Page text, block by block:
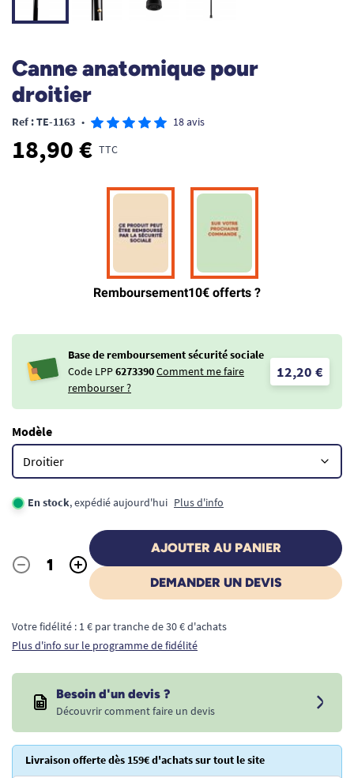
Canne anatomique pour
droitier
Ref : TE-1163 • 18 avis
18,90 € TTC
Base de remboursement sécurité sociale
Code LPP6273390Comment me faire
rembourser ?
12,20 €
Modèle
En stock, expédié aujourd'hui Plus d'info
Quantité
- +
AJOUTER AU PANIER
DEMANDER UN DEVIS
Votre fidélité : 1 € par tranche de 30 € d'achats
Plus d'info sur le programme de fidélité
Besoin d'un devis ?
Découvrir comment faire un devis
Livraison offerte dès 159€ d'achats sur tout le site